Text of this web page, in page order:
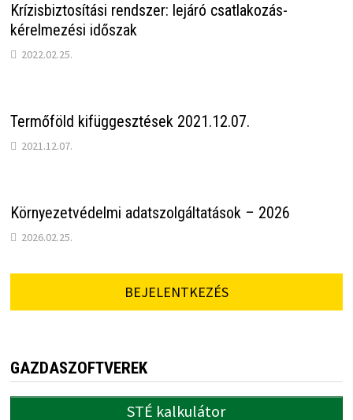
Krízisbiztosítási rendszer: lejáró csatlakozás-
kérelmezési időszak
2022.02.25.
Termőföld kifüggesztések 2021.12.07.
2021.12.07.
Környezetvédelmi adatszolgáltatások – 2026
2026.02.25.
BEJELENTKEZÉS
GAZDASZOFTVEREK
STÉ kalkulátor